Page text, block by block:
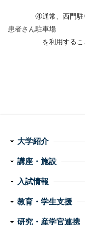
④通常、西門駐車場
患者さん駐車場
を利用することは
フ
タ
大学紹介
理念・使命
学長メッセージ
特色ある取り組み
運営組織
情報公開
講座・施設
医学科
看護学科
附属病院
センター・施設等
入試情報
医学部 医学科・看護学
大学院医学系研究科
大学案内
イベント
お問い合わせ
教育・学生支援
教育
学生生活
特色ある教育プログラ
諸手続・諸証明
学生相談
研究・産学官連携